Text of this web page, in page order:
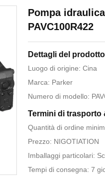
Pompa
PAVC100R422
Dettagli del prodotto
Luogo di origine: Cina
Marca: Parker
Numero di modello:
Termini di trasporto
Quantità di ordine
Prezzo: NIGOTIATION
Imballaggi particolari:
Tempi di consegna: 7